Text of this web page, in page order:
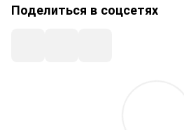
Поделиться в соцсетях